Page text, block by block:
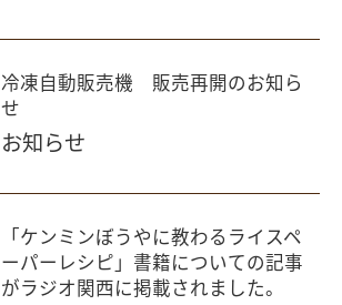
冷凍自動販売機 販売再開のお知ら
せ
お知らせ
「ケンミンぼうやに教わるライスペ
ーパーレシピ」書籍についての記事
がラジオ関西に掲載されました。